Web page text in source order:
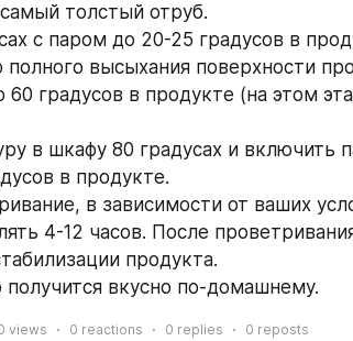
толстый отруб.
с паром до 20-25 градусов в
полного высыхания поверхности
градусов в продукте (на этом
в шкафу 80 градусах и включить
в продукте.
в зависимости от ваших
4-12 часов. После
продукта.
получится вкусно по-домашнему.
views 0 reactions 0 replies 0 reposts